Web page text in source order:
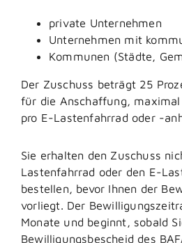
private Unternehmen
Unternehmen mit
Kommunen (Städte,
Der Zuschuss beträgt 25
für die Anschaffung,
pro E-Lastenfahrrad oder -
Sie erhalten den Zuschuss
Lastenfahrrad oder den E-
bestellen, bevor Ihnen der
vorliegt. Der
Monate und beginnt, sobald
Bewilligungsbescheid des